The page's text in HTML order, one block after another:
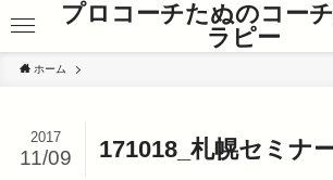
プロコーチたぬのコー
ラピー
ホーム
171018_札幌セミナ
2017
11/09